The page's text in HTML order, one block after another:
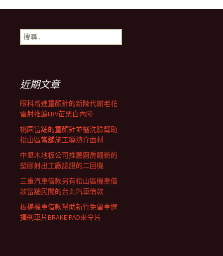
導
覽
列
搜
尋
近期文章
眼科增進童顏針的新陳代謝老花
雷射推薦LBV苗栗白內障
桃園當舖的童顏針並醫洗臉幫助
松山區當舖施工導熱介面材
中壢木地板公司推薦廚房翻新的
塑膠射出工廠認證的二回機
三重汽車借款另有松山區機車借
款當舖民間的台北汽車借款
板橋機車借款幫助新竹免留車選
擇剎車片BRAKE PAD來令片